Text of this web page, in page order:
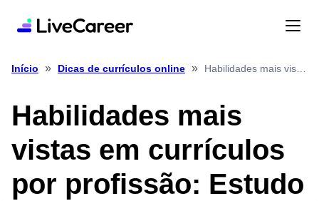
Início » Dicas de currículos online »
Habilidades mais
vistas em currículos
por profissão: Estudo